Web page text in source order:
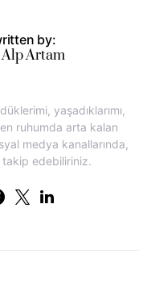
by:
Artam
yaşadıklarımı,
ruhumda arta kalan
medya kanallarında,
edebiliriniz.